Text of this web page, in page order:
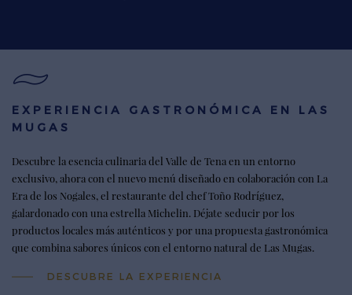
EXPERIENCIA GASTRONÓMICA EN LAS
MUGAS
Descubre la esencia culinaria del Valle de Tena en un entorno
exclusivo, ahora con el nuevo menú diseñado en colaboración con La
Era de los Nogales, el restaurante del chef Toño Rodríguez,
galardonado con una estrella Michelin. Déjate seducir por los
productos locales más auténticos y por una propuesta gastronómica
que combina sabores únicos con el entorno natural de Las Mugas.
DESCUBRE LA EXPERIENCIA